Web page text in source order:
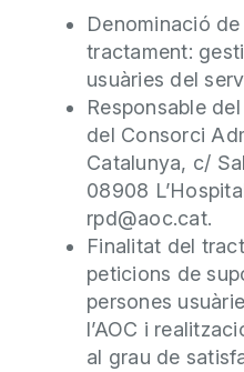
Denominació
tractament:
usuàries del
Responsable
del Consorci
Catalunya, c/
08908
rpd@aoc.cat.
Finalitat del
peticions de
persones
l’AOC i
al grau de